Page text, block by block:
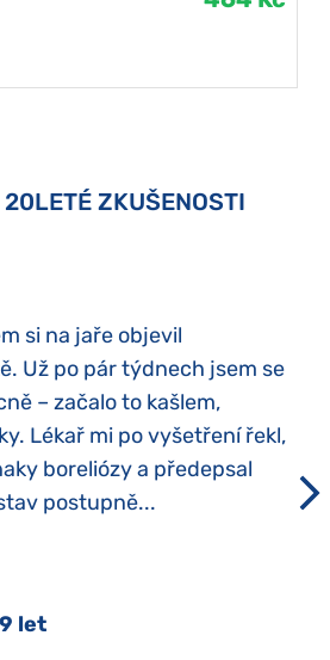
20LETÉ ZKUŠENOSTI
si na jaře objevil
Už po pár týdnech jsem se
– začalo to kašlem,
Lékař mi po vyšetření řekl,
boreliózy a předepsal
postupně...
let